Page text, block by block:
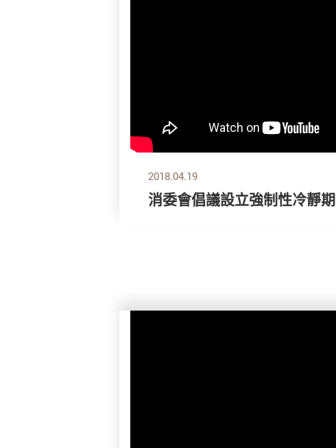
2018.04.19
消委會倡議設立強制性冷靜期